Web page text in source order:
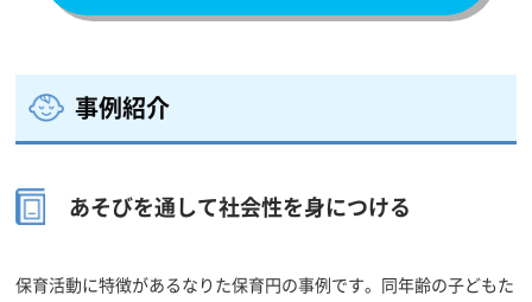
事例紹介
あそびを通して社会性を身につける
保育活動に特徴があるなりた保育円の事例です。同年齢の子どもた